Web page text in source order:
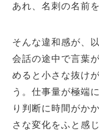
あれ、名刺の名前
そんな違和感が、
会話の途中で言葉
めると小さな抜け
う。仕事量が極端
り判断に時間がか
さな変化をふと感